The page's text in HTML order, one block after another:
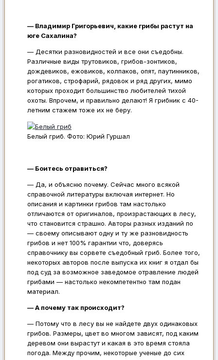
— Владимир Григорьевич, какие грибы растут на
юге Сахалина?
— Десятки разновидностей и все они съедобны.
Различные виды трутовиков, грибов-зонтиков,
дождевиков, ежовиков, колпаков, опят, паутинников,
рогатиков, строфарий, рядовок и ряд других, мимо
которых проходит большинство любителей тихой
охоты. Впрочем, и правильно делают! Я грибник с 40-
летним стажем тоже их не беру.
Белый гриб. Фото: Юрий Гуршал
— Боитесь отравиться?
— Да, и объясню почему. Сейчас много всякой
справочной литературы включая интернет. Но
описания и картинки грибов там настолько
отличаются от оригиналов, произрастающих в лесу,
что становится страшно. Авторы разных изданий по
— своему описывают одну и ту же разновидность
грибов и нет 100% гарантии что, доверясь
справочнику вы сорвете съедобный гриб. Более того,
некоторых авторов после выпуска их книг я отдал бы
под суд за возможное заведомое отравление людей
грибами — настолько некомпетентно там подан
материал.
— А почему так происходит?
— Потому что в лесу вы не найдете двух одинаковых
грибов. Размеры, цвет во многом зависят, под каким
деревом они вырастут и какая в это время стояла
погода. Между прочим, некоторые ученые до сих